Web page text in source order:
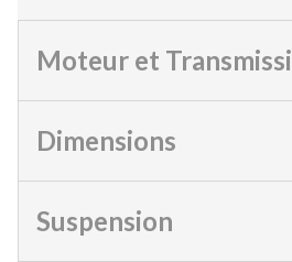
Moteur et
Dimensions
Suspension